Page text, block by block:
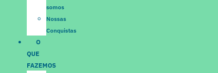
somos
Nossas
Conquistas
O
QUE
FAZEMOS